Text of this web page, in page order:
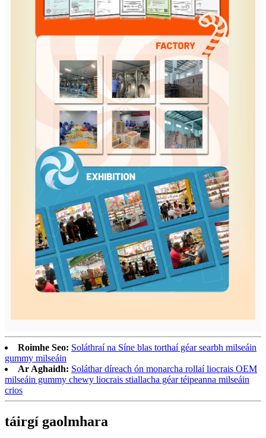
Roimhe Seo: Soláthraí na Síne blas torthaí géar searbh milseáin
gummy milseáin
Ar Aghaidh: Soláthar díreach ón monarcha rollaí liocrais OEM
milseáin gummy chewy liocrais stiallacha géar téipeanna milseáin
crios
táirgí gaolmhara